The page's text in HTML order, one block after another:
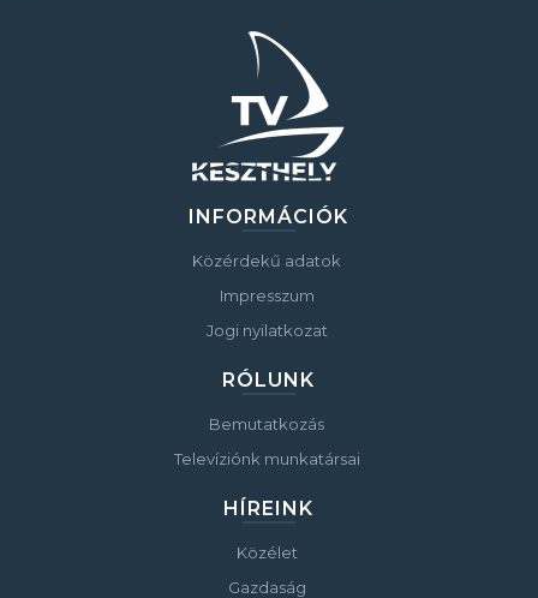
INFORMÁCIÓK
Közérdekű adatok
Impresszum
Jogi nyilatkozat
RÓLUNK
Bemutatkozás
Televíziónk munkatársai
HÍREINK
Közélet
Gazdaság